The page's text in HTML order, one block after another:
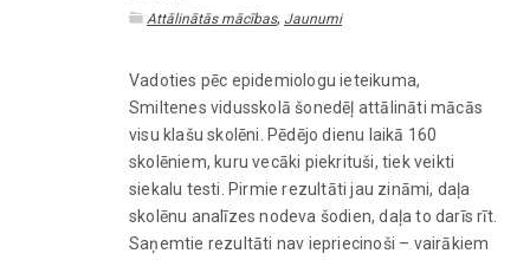
Attālinātās mācības, Jaunumi
Vadoties pēc epidemiologu ieteikuma,
Smiltenes vidusskolā šonedēļ attālināti mācās
visu klašu skolēni. Pēdējo dienu laikā 160
skolēniem, kuru vecāki piekrituši, tiek veikti
siekalu testi. Pirmie rezultāti jau zināmi, daļa
skolēnu analīzes nodeva šodien, daļa to darīs rīt.
Saņemtie rezultāti nav iepriecinoši – vairākiem